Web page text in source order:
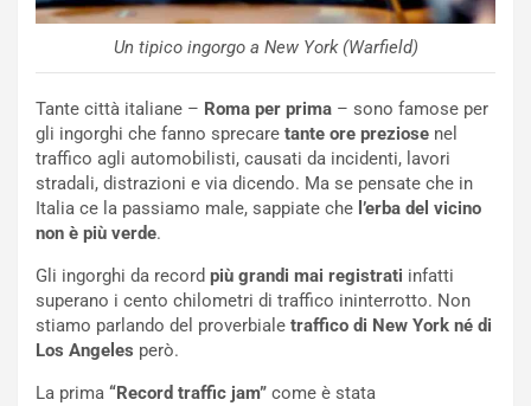
Un tipico ingorgo a New York (Warfield)
Tante città italiane – Roma per prima – sono famose per
gli ingorghi che fanno sprecare tante ore preziose nel
traffico agli automobilisti, causati da incidenti, lavori
stradali, distrazioni e via dicendo. Ma se pensate che in
Italia ce la passiamo male, sappiate che l’erba del vicino
non è più verde.
Gli ingorghi da record più grandi mai registrati infatti
superano i cento chilometri di traffico ininterrotto. Non
stiamo parlando del proverbiale traffico di New York né di
Los Angeles però.
La prima “Record traffic jam” come è stata
NOTIZIE
N
s
s
a
n
a
s
h
q
a